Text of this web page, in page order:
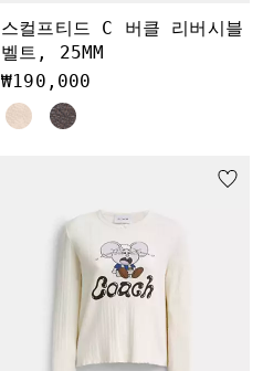
스컬프티드 C 버클 리버시블
벨트, 25MM
₩190,000